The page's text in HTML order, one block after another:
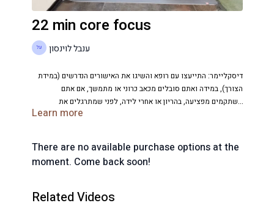
22 min core focus
ענבל לוינסון
דיסקליימר: התייעצו עם רופא והשיגו את האישורים הנדרשים (במידת
הצורך), במידה ואתם סובלים מכאב כרוני או מתמשך, אם אתם
משתקמים מפציעה, בהריון או אחרי לידה, לפני שמתרגלים את
Learn more
There are no available purchase options at the
moment. Come back soon!
Related Videos